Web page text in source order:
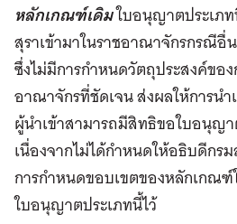
หลักเกณฑ์เดิมใบอนุญาตประเภ
สุราเข้ามาในราชอาณาจักรกรณีอื่
ซึ่งไม่มีการกำหนดวัตถุประสงค์ของ
อาณาจักรที่ชัดเจน ส่งผลให้การน
ผู้นำเข้าสามารถมีสิทธิขอใบอนุญา
เนื่องจากไม่ได้กำหนดให้อธิบดีกร
การกำหนดขอบเขตของหลักเกณ
ใบอนุญาตประเภทนี้ไว้